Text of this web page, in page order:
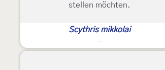
stellen möchten.
Scythris mikkolai
-